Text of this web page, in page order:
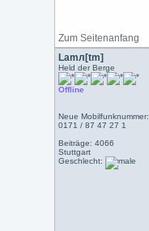
Zum Seitenanfang
Lamл[tm]
Held der Berge
Offline
Neue Mobilfunknummer:
0171 / 87 47 27 1
Beiträge: 4066
Stuttgart
Geschlecht: